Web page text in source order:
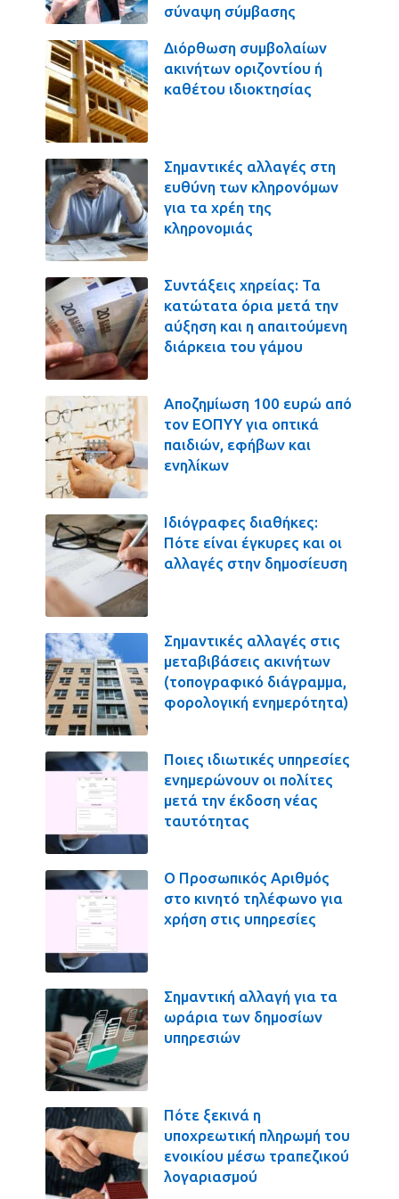
σύναψη σύμβασης
Διόρθωση συμβολαίων
ακινήτων οριζοντίου ή
καθέτου ιδιοκτησίας
Σημαντικές αλλαγές στη
ευθύνη των κληρονόμων
για τα χρέη της
κληρονομιάς
Συντάξεις χηρείας: Τα
κατώτατα όρια μετά την
αύξηση και η απαιτούμενη
διάρκεια του γάμου
Αποζημίωση 100 ευρώ από
τον ΕΟΠΥΥ για οπτικά
παιδιών, εφήβων και
ενηλίκων
Ιδιόγραφες διαθήκες:
Πότε είναι έγκυρες και οι
αλλαγές στην δημοσίευση
Σημαντικές αλλαγές στις
μεταβιβάσεις ακινήτων
(τοπογραφικό διάγραμμα,
φορολογική ενημερότητα)
Ποιες ιδιωτικές υπηρεσίες
ενημερώνουν οι πολίτες
μετά την έκδοση νέας
ταυτότητας
Ο Προσωπικός Αριθμός
στο κινητό τηλέφωνο για
χρήση στις υπηρεσίες
Σημαντική αλλαγή για τα
ωράρια των δημοσίων
υπηρεσιών
Πότε ξεκινά η
υποχρεωτική πληρωμή του
ενοικίου μέσω τραπεζικού
λογαριασμού